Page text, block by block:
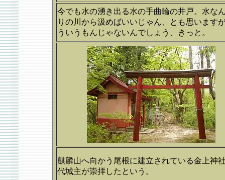
今でも水の湧き出る水の手曲輪の井戸。水な
りの川から汲めばいいじゃん、とも思います
ういうもんじゃないんでしょう、きっと。
麒麟山へ向かう尾根に建立されている金上神
代城主が崇拝したという。